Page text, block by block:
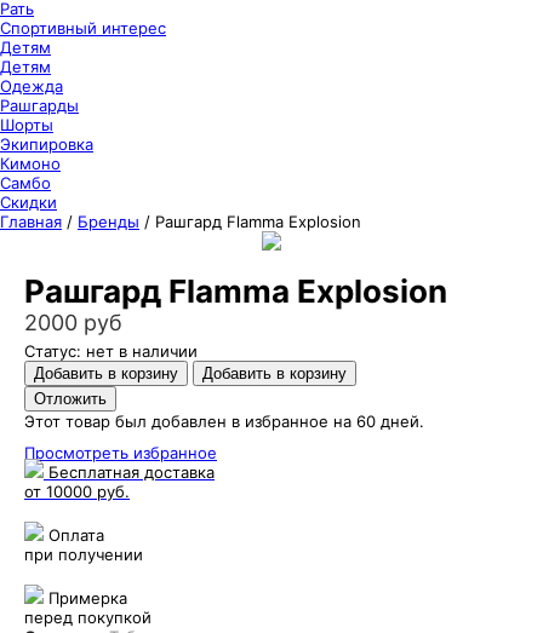
Рать
Спортивный интерес
Детям
Детям
Одежда
Рашгарды
Шорты
Экипировка
Кимоно
Самбо
Скидки
Главная / Бренды / Рашгард Flamma Explosion
Рашгард Flamma Explosion
2000 руб
Статус: нет в наличии
Этот товар был добавлен в избранное на 60 дней.
Просмотреть избранное
Бесплатная доставка
от 10000 руб.
Оплата
при получении
Примерка
перед покупкой